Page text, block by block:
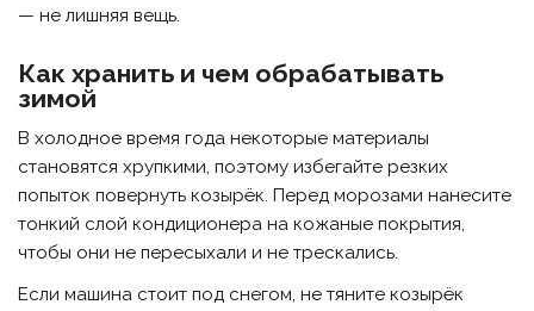
— не лишняя вещь.
Как хранить и чем обрабатывать
зимой
В холодное время года некоторые материалы
становятся хрупкими, поэтому избегайте резких
попыток повернуть козырёк. Перед морозами нанесите
тонкий слой кондиционера на кожаные покрытия,
чтобы они не пересыхали и не трескались.
Если машина стоит под снегом, не тяните козырёк